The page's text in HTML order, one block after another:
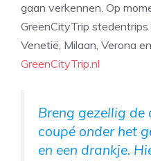
gaan verkennen. Op
GreenCityTrip stedentrips
Venetië, Milaan, Verona
GreenCityTrip.nl
Breng gezellig
coupé onder het
en een drankje.